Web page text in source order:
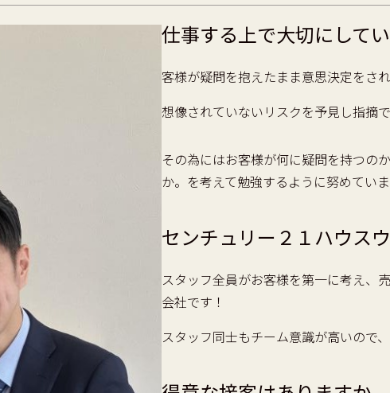
仕事する上で大切にして
客様が疑問を抱えたまま意思決定をさ
想像されていないリスクを予見し指摘
その為にはお客様が何に疑問を持つの
か。を考えて勉強するように努めていま
センチュリー２１ハウス
スタッフ全員がお客様を第一に考え、
会社です！
スタッフ同士もチーム意識が高いので